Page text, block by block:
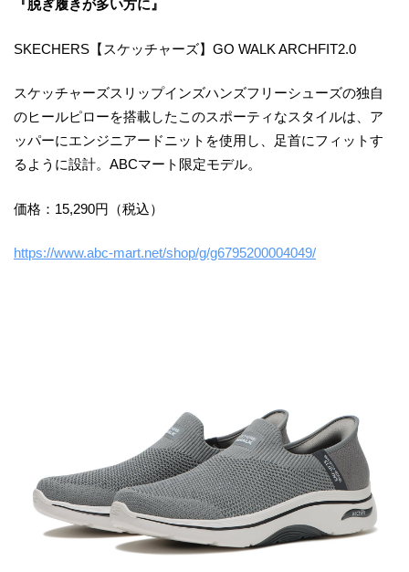
『脱ぎ履きが多い方に』
SKECHERS【スケッチャーズ】GO WALK ARCHFIT2.0
スケッチャーズスリップインズハンズフリーシューズの独自
のヒールピローを搭載したこのスポーティなスタイルは、ア
ッパーにエンジニアードニットを使用し、足首にフィットす
るように設計。ABCマート限定モデル。
価格：15,290円（税込）
https://www.abc-mart.net/shop/g/g6795200004049/